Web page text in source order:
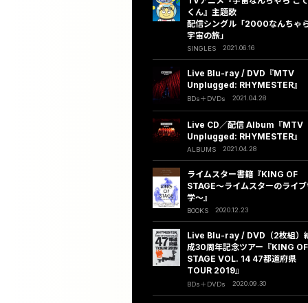
くん』主題歌
配信シングル「2000なんちゃ
宇宙の旅」
SINGLES 2021.06.16
Live Blu-ray / DVD『MTV
Unplugged: RHYMESTER』
BDs DVDs 2021.04.28
Live CD／配信 Album『MTV
Unplugged: RHYMESTER』
ALBUMS 2021.04.28
ライムスター書籍『KING OF
STAGE～ライムスターのライ
学～』
BOOKS 2020.12.23
Live Blu-ray / DVD（2枚組）
成30周年記念ツアー『KING OF
STAGE VOL. 14 47都道府県
TOUR 2019』
BDs DVDs 2020.09.30